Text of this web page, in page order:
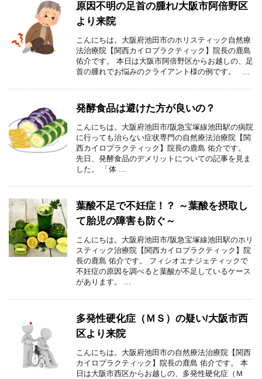
原因不明の足首の腫れ/大阪市阿倍野区
より来院
こんにちは。大阪府池田市のホリスティック自然療
法治療院【関西カイロプラクティック】院長の鹿島
佑介です。 本日は大阪市阿倍野区からお越しの、足
首の腫れでお悩みのクライアント様の例です。 ...
発酵食品は避けた方が良いの？
こんにちは。大阪府池田市/阪急宝塚線池田駅の病院
に行っても治らない症状専門の自然療法治療院【関
西カイロプラクティック】院長の鹿島 佑介です。
先日、発酵食品のデメリットについての記事を見ま
した。 「体 ...
葉酸不足で不妊症！？ ～葉酸を摂取し
て胎児の障害も防ぐ～
こんにちは。大阪府池田市/阪急宝塚線池田駅のホリ
スティック治療院【関西カイロプラクティック】院
長の鹿島 佑介です。 フィシオエナジェティックで
不妊症の原因を調べると葉酸が不足しているケース
があります。 ...
多発性硬化症（ＭＳ）の疑い/大阪市西
区より来院
こんにちは。大阪府池田市の自然療法治療院【関西
カイロプラクティック】院長の鹿島 佑介です。 本
日は大阪市西区からお越しの、多発性硬化症（Ｍ